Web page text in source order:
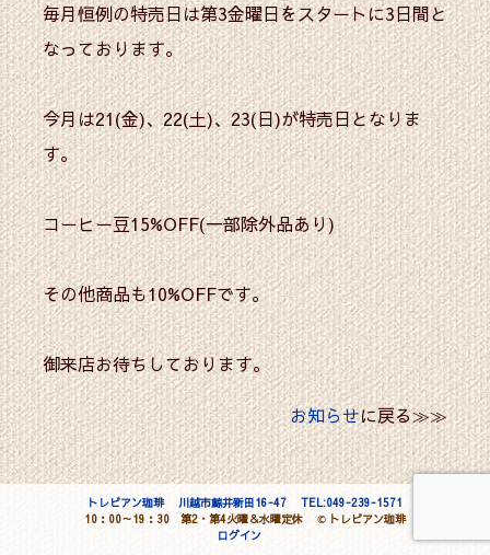
毎月恒例の特売日は第3金曜日をスタートに3日間と
なっております。
今月は21(金)、22(土)、23(日)が特売日となりま
す。
コーヒー豆15%OFF(一部除外品あり)
その他商品も10%OFFです。
御来店お待ちしております。
お知らせに戻る≫≫
トレビアン珈琲 川越市鯨井新田16-47
TEL:049-239-1571
10：00～19：30 第2・第4火曜＆水曜定休
© トレビアン珈琲
ログイン